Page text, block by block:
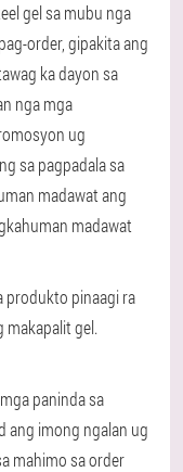
gel sa mubu nga
order, gipakita ang
ka dayon sa
nga mga
ug
sa pagpadala sa
madawat ang
madawat
produkto pinaagi ra
makapalit gel.
paninda sa
ang imong ngalan ug
mahimo sa order